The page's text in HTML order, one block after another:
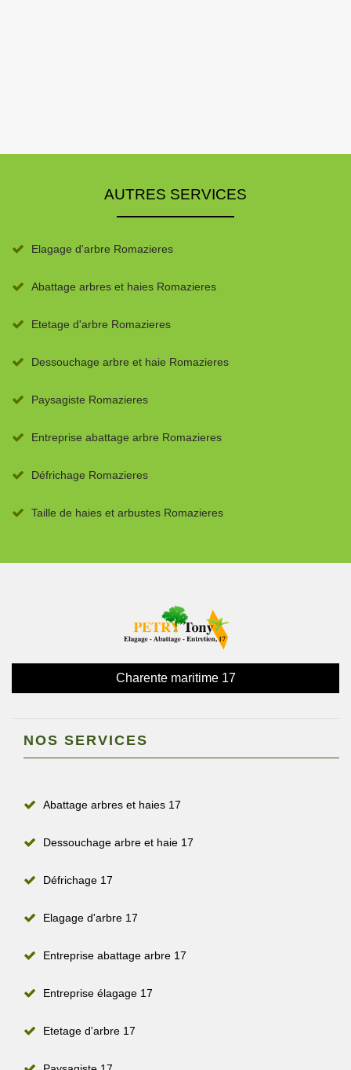
AUTRES SERVICES
Elagage d'arbre Romazieres
Abattage arbres et haies Romazieres
Etetage d'arbre Romazieres
Dessouchage arbre et haie Romazieres
Paysagiste Romazieres
Entreprise abattage arbre Romazieres
Défrichage Romazieres
Taille de haies et arbustes Romazieres
Charente maritime 17
NOS SERVICES
Abattage arbres et haies 17
Dessouchage arbre et haie 17
Défrichage 17
Elagage d'arbre 17
Entreprise abattage arbre 17
Entreprise élagage 17
Etetage d'arbre 17